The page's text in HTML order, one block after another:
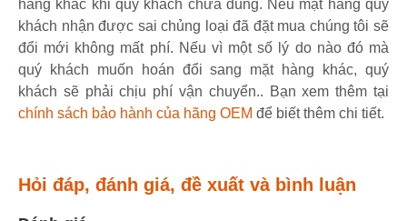
hàng khác khi quý khách chưa dùng. Nếu mặt hàng quý
khách nhận được sai chủng loại đã đặt mua chúng tôi sẽ
đổi mới không mất phí. Nếu vì một số lý do nào đó mà
quý khách muốn hoán đổi sang mặt hàng khác, quý
khách sẽ phải chịu phí vận chuyển.. Bạn xem thêm tại
chính sách bảo hành của hãng OEM để biết thêm chi tiết.
Hỏi đáp, đánh giá, đề xuất và bình luận